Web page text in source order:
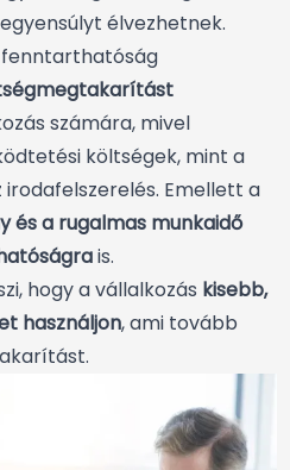
élvezhetnek.
számára, mivel
költségek, mint a
irodafelszerelés. Emellett a
és a rugalmas munkaidő
is.
hogy a vállalkozás kisebb,
használjon, ami tovább